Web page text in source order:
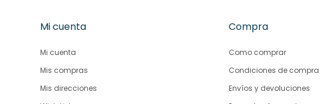
Mi cuenta
Mi cuenta
Mis compras
Mis direcciones
Compra
Como comprar
Condiciones de compra
Envíos y devoluciones